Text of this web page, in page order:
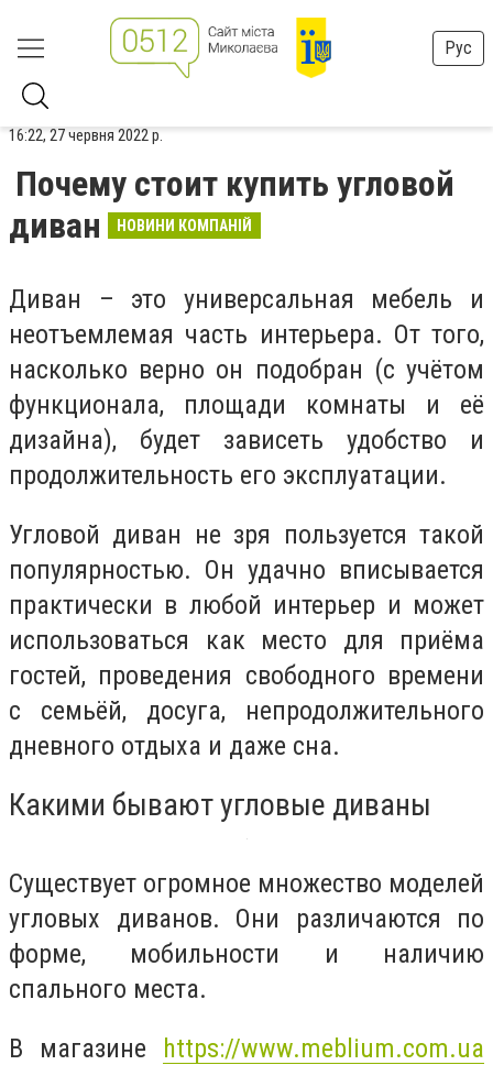
Рус
16:22, 27 червня 2022 р.
Почему стоит купить угловой
диван
НОВИНИ КОМПАНІЙ
Диван – это универсальная мебель и
неотъемлемая часть интерьера. От того,
насколько верно он подобран (с учётом
функционала, площади комнаты и её
дизайна), будет зависеть удобство и
продолжительность его эксплуатации.
Угловой диван не зря пользуется такой
популярностью. Он удачно вписывается
практически в любой интерьер и может
использоваться как место для приёма
гостей, проведения свободного времени
с семьёй, досуга, непродолжительного
дневного отдыха и даже сна.
Какими бывают угловые диваны
Существует огромное множество моделей
угловых диванов. Они различаются по
форме, мобильности и наличию
спального места.
В магазине https://www.meblium.com.ua